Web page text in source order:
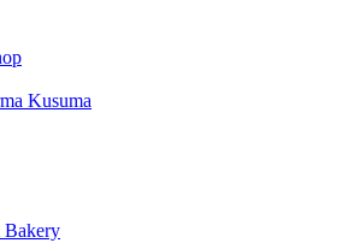
Kusuma
Bakery